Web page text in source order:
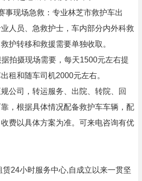
事现场急救：专业林芝市救护车出
人员、急救护士，车内部分内外科救
护转移和救援需要单独收取。
拍摄现场需要，每天1500元左右提
租和随车司机2000元左右。
公司，转运服务、出院、转院、回
，根据具体情况配备救护车车辆，配
费以具体方案为准。可来电咨询有优
24小时服务中心,自成立以来一贯坚